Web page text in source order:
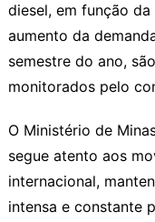
diesel, em função
aumento da
semestre do ano,
monitorados pelo
O Ministério de
segue atento aos
internacional,
intensa e constante